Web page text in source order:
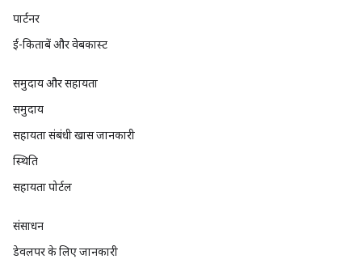
पार्टनर
ई-किताबें और वेबकास्ट
समुदाय और सहायता
समुदाय
सहायता संबंधी खास जानकारी
स्थिति
सहायता पोर्टल
संसाधन
डेवलपर के लिए जानकारी